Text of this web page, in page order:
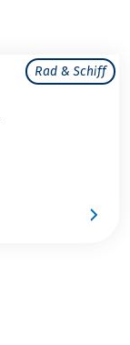
Rad & Schiff